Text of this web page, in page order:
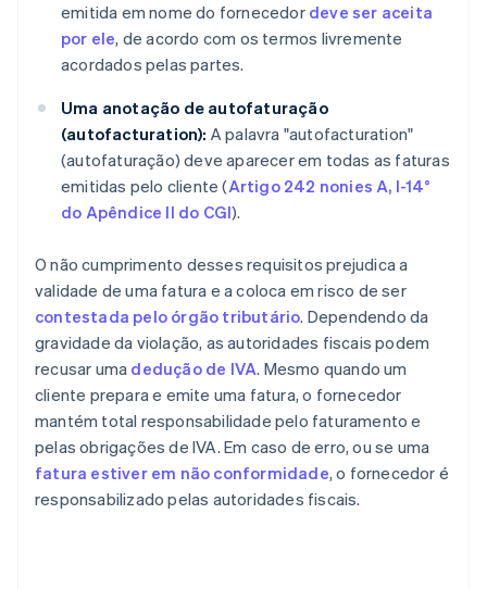
emitida em nome do fornecedor deve ser aceita
por ele, de acordo com os termos livremente
acordados pelas partes.
Uma anotação de autofaturação
(autofacturation): A palavra "autofacturation"
(autofaturação) deve aparecer em todas as faturas
emitidas pelo cliente (Artigo 242 nonies A, I-14°
do Apêndice II do CGI).
O não cumprimento desses requisitos prejudica a
validade de uma fatura e a coloca em risco de ser
contestada pelo órgão tributário. Dependendo da
gravidade da violação, as autoridades fiscais podem
recusar uma dedução de IVA. Mesmo quando um
cliente prepara e emite uma fatura, o fornecedor
mantém total responsabilidade pelo faturamento e
pelas obrigações de IVA. Em caso de erro, ou se uma
fatura estiver em não conformidade, o fornecedor é
responsabilizado pelas autoridades fiscais.